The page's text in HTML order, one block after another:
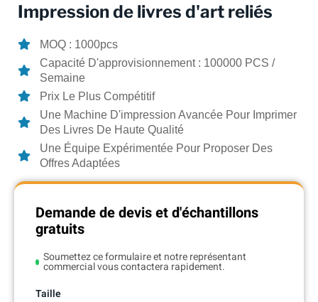
Impression de livres d'art reliés
MOQ : 1000pcs
Capacité D'approvisionnement : 100000 PCS /
Semaine
Prix Le Plus Compétitif
Une Machine D'impression Avancée Pour Imprimer
Des Livres De Haute Qualité
Une Équipe Expérimentée Pour Proposer Des
Offres Adaptées
Demande de devis et d'échantillons
gratuits
Soumettez ce formulaire et notre représentant
commercial vous contactera rapidement.
Taille